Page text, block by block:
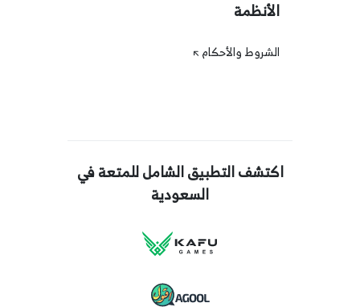
الأنظمة
الشروط والأحكام
اكتشف التطبيق الشامل للمتعة في
السعودية